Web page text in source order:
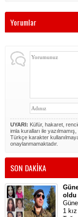
Yorumlar
UYARI: Küfür, hakaret,
imla kuralları ile yazılmamış,
Türkçe karakter
onaylanmamaktadır.
SON DAKİKA
oldu
1